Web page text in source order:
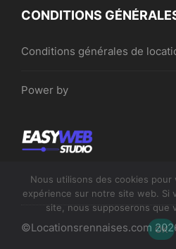
CONDITIONS
Conditions générales de
Power by
©Locationsrennaises.com
Nous utilisons des cookies pour
expérience sur notre site web. Si
site, nous supposerons que
OK